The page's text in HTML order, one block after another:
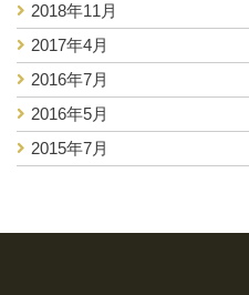
2018年11月
2017年4月
2016年7月
2016年5月
2015年7月